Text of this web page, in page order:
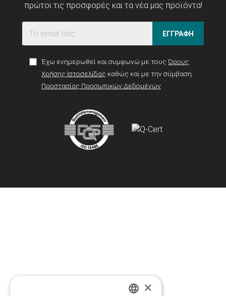
πρώτοι τις προσφορές και τα νέα μας προϊόντα!
ΕΓΓΡΑΦΗ
Έχω ενημερωθεί και συμφωνώ με τους Όρους
Χρήσης Ιστοσελίδας καθώς και με την σύμβαση
Προστασίας Προσωπικών Δεδομένων
×